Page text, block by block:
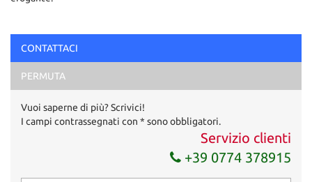
Ho letto e accetto
Acconsento al trattamento dei miei dati per finalità di
marketing
Invia la tua richiesta
CONTATTACI
PERMUTA
Vuoi saperne di più? Scrivici!
I campi contrassegnati con * sono obbligatori.
Servizio clienti
+39 0774 378915